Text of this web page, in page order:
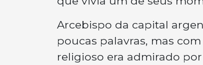
Arcebispo da capital
poucas palavras, mas
religioso era admirado